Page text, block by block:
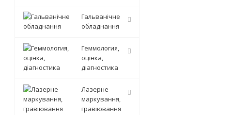
Гальванічне
обладнання
Геммология,
оцінка,
діагностика
Лазерне
маркування,
гравіювання